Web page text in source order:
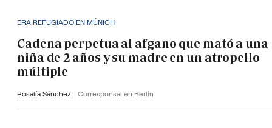
ERA REFUGIADO EN MÚNICH
Cadena perpetua al afgano que mató a una
niña de 2 años y su madre en un atropello
múltiple
Rosalía Sánchez Corresponsal en Berlín